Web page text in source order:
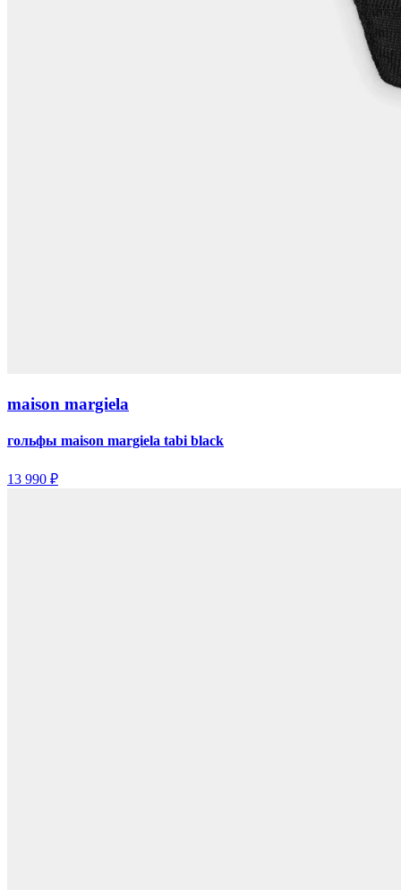
maison margiela
гольфы maison margiela tabi black
13 990 ₽